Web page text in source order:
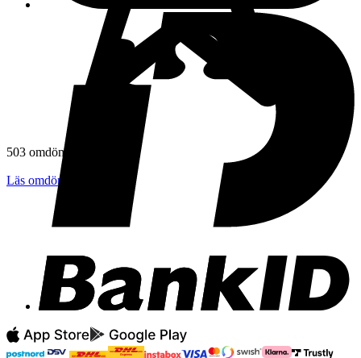
503 omdömen
Läs omdömen